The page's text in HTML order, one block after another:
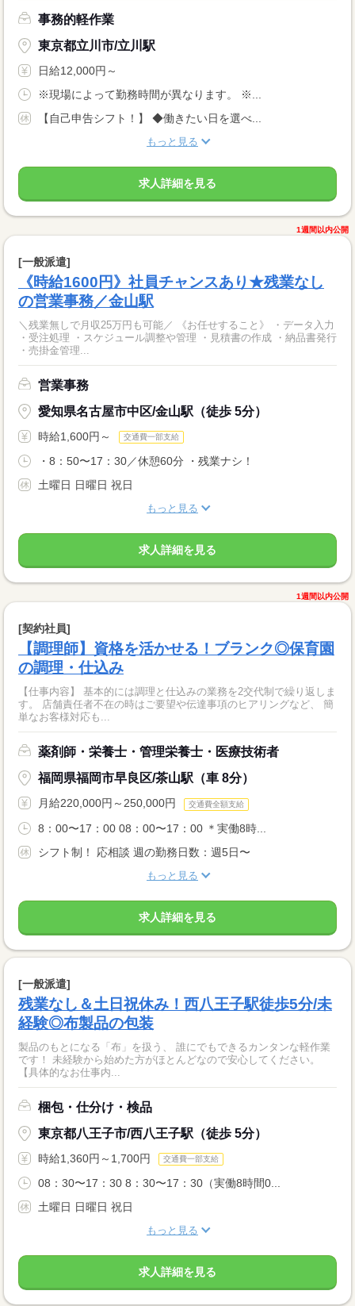
事務的軽作業
東京都立川市/立川駅
日給12,000円～
※現場によって勤務時間が異なります。 ※...
【自己申告シフト！】 ◆働きたい日を選べ...
もっと見る
求人詳細を見る
1週間以内公開
[一般派遣]
《時給1600円》社員チャンスあり★残業なし
の営業事務／金山駅
＼残業無しで月収25万円も可能／ 《お任せすること》 ・データ入力
・受注処理 ・スケジュール調整や管理 ・見積書の作成 ・納品書発行
・売掛金管理...
営業事務
愛知県名古屋市中区/金山駅（徒歩 5分）
時給1,600円～ 交通費一部支給
・8：50〜17：30／休憩60分 ・残業ナシ！
土曜日 日曜日 祝日
もっと見る
求人詳細を見る
1週間以内公開
[契約社員]
【調理師】資格を活かせる！ブランク◎保育園
の調理・仕込み
【仕事内容】 基本的には調理と仕込みの業務を2交代制で繰り返しま
す。 店舗責任者不在の時はご要望や伝達事項のヒアリングなど、 簡
単なお客様対応も...
薬剤師・栄養士・管理栄養士・医療技術者
福岡県福岡市早良区/茶山駅（車 8分）
月給220,000円～250,000円 交通費全額支給
8：00〜17：00 08：00〜17：00 ＊実働8時...
シフト制！ 応相談 週の勤務日数：週5日〜
もっと見る
求人詳細を見る
[一般派遣]
残業なし＆土日祝休み！西八王子駅徒歩5分/未
経験◎布製品の包装
製品のもとになる「布」を扱う、 誰にでもできるカンタンな軽作業
です！ 未経験から始めた方がほとんどなので安心してください。
【具体的なお仕事内...
梱包・仕分け・検品
東京都八王子市/西八王子駅（徒歩 5分）
時給1,360円～1,700円 交通費一部支給
08：30〜17：30 8：30〜17：30（実働8時間0...
土曜日 日曜日 祝日
もっと見る
求人詳細を見る